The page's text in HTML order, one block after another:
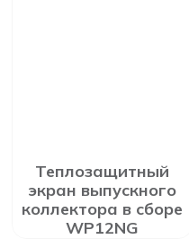
Теплозащитный
экран выпускного
коллектора в сборе
WP12NG